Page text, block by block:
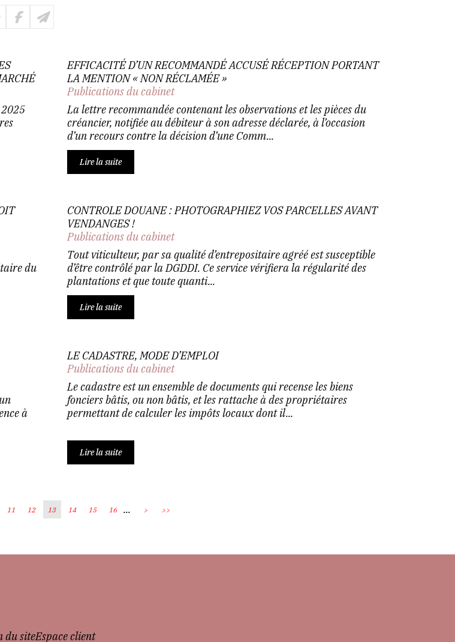
EFFICACITÉ D’UN RECOMMANDÉ ACCUSÉ RÉCEPTION PORTANT
LA MENTION « NON RÉCLAMÉE »
Publications du cabinet
La lettre recommandée contenant les observations et les pièces du
créancier, notifiée au débiteur à son adresse déclarée, à l’occasion
d’un recours contre la décision d’une Comm...
Lire la suite
du
CONTROLE DOUANE : PHOTOGRAPHIEZ VOS PARCELLES AVANT
VENDANGES !
Publications du cabinet
Tout viticulteur, par sa qualité d’entrepositaire agréé est susceptible
d’être contrôlé par la DGDDI. Ce service vérifiera la régularité des
plantations et que toute quanti...
Lire la suite
à
LE CADASTRE, MODE D’EMPLOI
Publications du cabinet
Le cadastre est un ensemble de documents qui recense les biens
fonciers bâtis, ou non bâtis, et les rattache à des propriétaires
permettant de calculer les impôts locaux dont il...
Lire la suite
11 12 13 14 15 16 ... > >>
du siteEspace client